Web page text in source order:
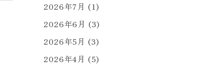
2026年7月 (1)
2026年6月 (3)
2026年5月 (3)
2026年4月 (5)